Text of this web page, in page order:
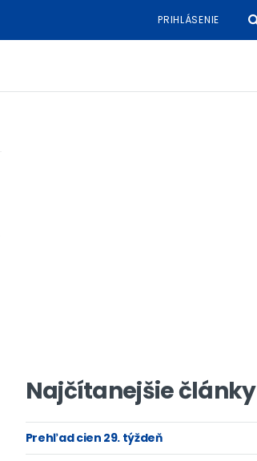
PRIHLÁSENIE
Najčítanejšie články
Prehľad cien 29. týždeň